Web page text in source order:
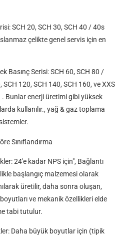
SCH 20, SCH 30, SCH 40 / 40s
çelikte genel servis için en
Basınç Serisi: SCH 60, SCH 80 /
SCH 120, SCH 140, SCH 160, ve XXS
Bunlar enerji üretimi gibi yüksek
kullanılır., yağ & gaz toplama
Sınıflandırma
24'e kadar NPS için″, Bağlantı
başlangıç ​​malzemesi olarak
üretilir, daha sonra oluşan,
ve mekanik özellikleri elde
tabi tutulur.
Daha büyük boyutlar için (tipik